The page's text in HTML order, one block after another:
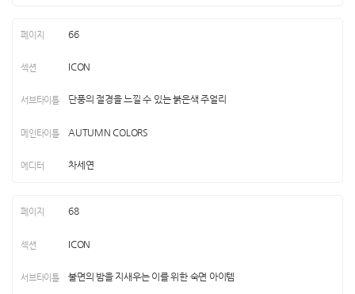
66
ICON
단풍의 절경을 느낄 수 있는 붉은색 주얼리
AUTUMN COLORS
차세연
68
ICON
불면의 밤을 지새우는 이를 위한 숙면 아이템